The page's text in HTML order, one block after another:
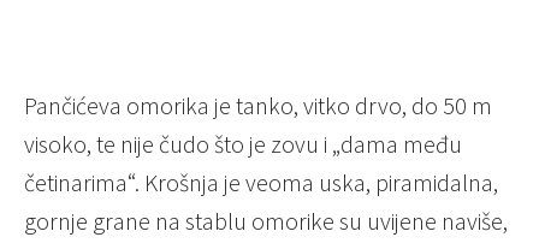
Pančićeva omorika je tanko, vitko drvo, do 50 m
visoko, te nije čudo što je zovu i „dama među
četinarima“. Krošnja je veoma uska, piramidalna,
gornje grane na stablu omorike su uvijene naviše,